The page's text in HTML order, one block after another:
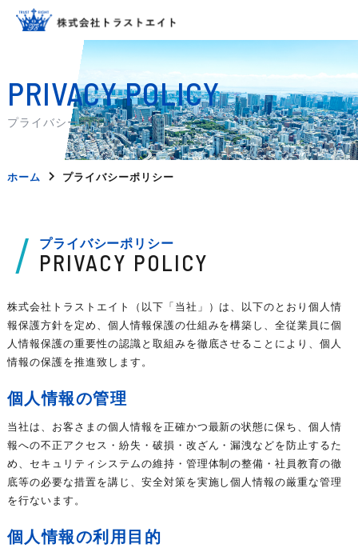
PRIVACY POLICY
プライバシーポリシー
ホーム プライバシーポリシー
プライバシーポリシー
PRIVACY POLICY
株式会社トラストエイト（以下「当社」）は、以下のとおり個人情
報保護方針を定め、個人情報保護の仕組みを構築し、全従業員に個
人情報保護の重要性の認識と取組みを徹底させることにより、個人
情報の保護を推進致します。
個人情報の管理
当社は、お客さまの個人情報を正確かつ最新の状態に保ち、個人情
報への不正アクセス・紛失・破損・改ざん・漏洩などを防止するた
め、セキュリティシステムの維持・管理体制の整備・社員教育の徹
底等の必要な措置を講じ、安全対策を実施し個人情報の厳重な管理
を行ないます。
個人情報の利用目的